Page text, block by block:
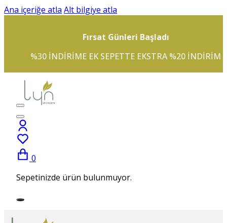
Ana içeriğe atla Alt bilgiye atla
Fırsat Günleri Başladı
%30 INDIRIME EK SEPETTE EKSTRA %20 INDIRIM
0
Sepetinizde ürün bulunmuyor.